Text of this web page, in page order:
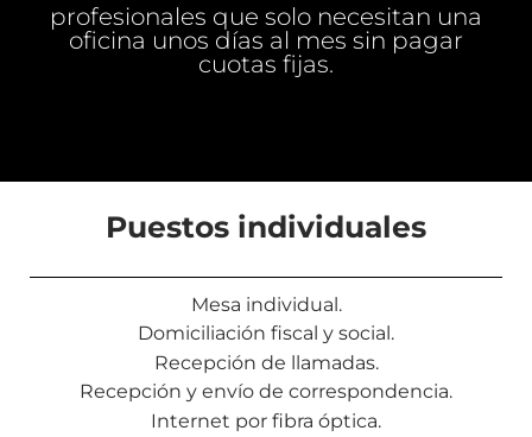
profesionales que solo necesitan una
oficina unos días al mes sin pagar
cuotas fijas.
Puestos individuales
Mesa individual.
Domiciliación fiscal y social.
Recepción de llamadas.
Recepción y envío de correspondencia.
Internet por fibra óptica.